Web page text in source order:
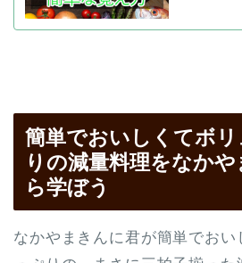
簡単でおいしくてボ
りの減量料理をなか
ら学ぼう
なかやまきんに君が簡単でおい